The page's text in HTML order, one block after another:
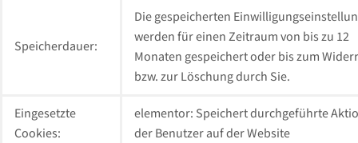
Speicherdauer:
Die gespeicherten
werden für einen Zeitraum von bis zu 12
Monaten gespeichert oder bis zum
bzw. zur Löschung durch Sie.
Eingesetzte
Cookies:
elementor: Speichert durchgeführte
der Benutzer auf der Website